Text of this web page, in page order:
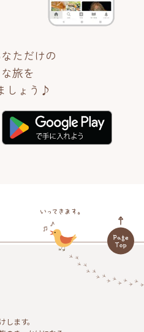
ただけの
旅を
しょう♪
ます。